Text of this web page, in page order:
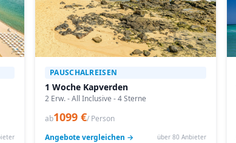
PAUSCHALREISEN
1 Woche Kapverden
2 Erw. - All Inclusive - 4 Sterne
ab1099 €/ Person
Angebote vergleichen →
über 80 Anbieter